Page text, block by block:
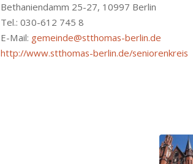
Bethaniendamm 25-27, 10997 Berlin
Tel.: 030-612 745 8
E-Mail: gemeinde@stthomas-berlin.de
http://www.stthomas-berlin.de/seniorenkreis